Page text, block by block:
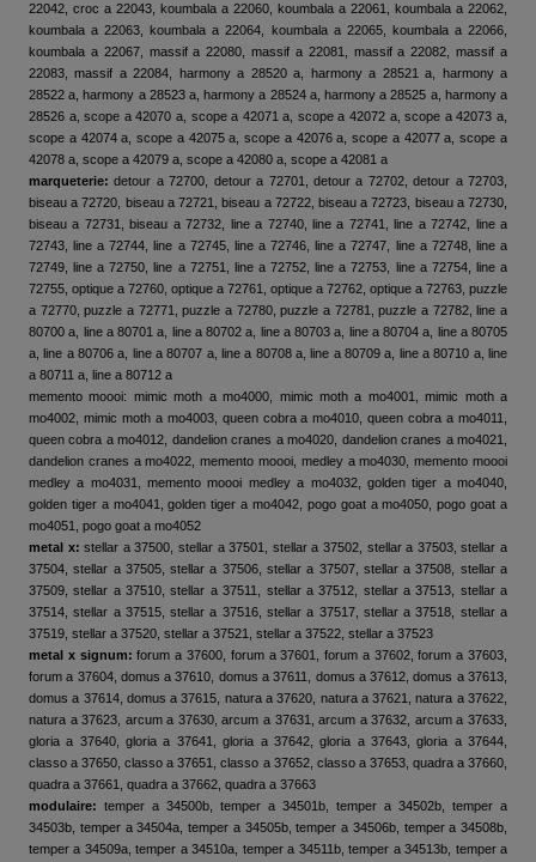
22042, croc a 22043, koumbala a 22060, koumbala a 22061, koumbala a 22062,
koumbala a 22063, koumbala a 22064, koumbala a 22065, koumbala a 22066,
koumbala a 22067, massif a 22080, massif a 22081, massif a 22082, massif a
22083, massif a 22084, harmony a 28520 a, harmony a 28521 a, harmony a
28522 a, harmony a 28523 a, harmony a 28524 a, harmony a 28525 a, harmony a
28526 a, scope a 42070 a, scope a 42071 a, scope a 42072 a, scope a 42073 a,
scope a 42074 a, scope a 42075 a, scope a 42076 a, scope a 42077 a, scope a
42078 a, scope a 42079 a, scope a 42080 a, scope a 42081 a
marqueterie: detour a 72700, detour a 72701, detour a 72702, detour a 72703,
biseau a 72720, biseau a 72721, biseau a 72722, biseau a 72723, biseau a 72730,
biseau a 72731, biseau a 72732, line a 72740, line a 72741, line a 72742, line a
72743, line a 72744, line a 72745, line a 72746, line a 72747, line a 72748, line a
72749, line a 72750, line a 72751, line a 72752, line a 72753, line a 72754, line a
72755, optique a 72760, optique a 72761, optique a 72762, optique a 72763, puzzle
a 72770, puzzle a 72771, puzzle a 72780, puzzle a 72781, puzzle a 72782, line a
80700 a, line a 80701 a, line a 80702 a, line a 80703 a, line a 80704 a, line a 80705
a, line a 80706 a, line a 80707 a, line a 80708 a, line a 80709 a, line a 80710 a, line
a 80711 a, line a 80712 a
memento moooi: mimic moth a mo4000, mimic moth a mo4001, mimic moth a
mo4002, mimic moth a mo4003, queen cobra a mo4010, queen cobra a mo4011,
queen cobra a mo4012, dandelion cranes a mo4020, dandelion cranes a mo4021,
dandelion cranes a mo4022, memento moooi, medley a mo4030, memento moooi
medley a mo4031, memento moooi medley a mo4032, golden tiger a mo4040,
golden tiger a mo4041, golden tiger a mo4042, pogo goat a mo4050, pogo goat a
mo4051, pogo goat a mo4052
metal x: stellar a 37500, stellar a 37501, stellar a 37502, stellar a 37503, stellar a
37504, stellar a 37505, stellar a 37506, stellar a 37507, stellar a 37508, stellar a
37509, stellar a 37510, stellar a 37511, stellar a 37512, stellar a 37513, stellar a
37514, stellar a 37515, stellar a 37516, stellar a 37517, stellar a 37518, stellar a
37519, stellar a 37520, stellar a 37521, stellar a 37522, stellar a 37523
metal x signum: forum a 37600, forum a 37601, forum a 37602, forum a 37603,
forum a 37604, domus a 37610, domus a 37611, domus a 37612, domus a 37613,
domus a 37614, domus a 37615, natura a 37620, natura a 37621, natura a 37622,
natura a 37623, arcum a 37630, arcum a 37631, arcum a 37632, arcum a 37633,
gloria a 37640, gloria a 37641, gloria a 37642, gloria a 37643, gloria a 37644,
classo a 37650, classo a 37651, classo a 37652, classo a 37653, quadra a 37660,
quadra a 37661, quadra a 37662, quadra a 37663
modulaire: temper a 34500b, temper a 34501b, temper a 34502b, temper a
34503b, temper a 34504a, temper a 34505b, temper a 34506b, temper a 34508b,
temper a 34509a, temper a 34510a, temper a 34511b, temper a 34513b, temper a